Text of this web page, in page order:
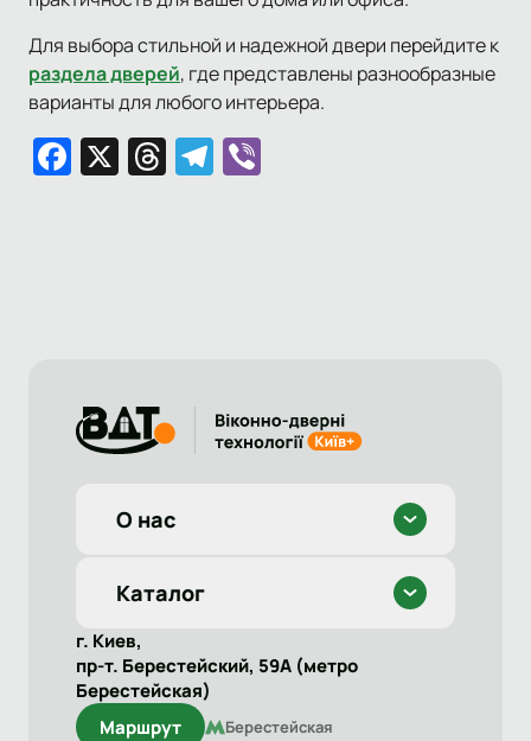
Для выбора стильной и надежной двери перейдите к
раздела дверей, где представлены разнообразные
варианты для любого интерьера.
Facebook
X Threads
Telegram
О нас
Каталог
г. Киев,
пр-т. Берестейский, 59А (метро
Берестейская)
Маршрут
Берестейская